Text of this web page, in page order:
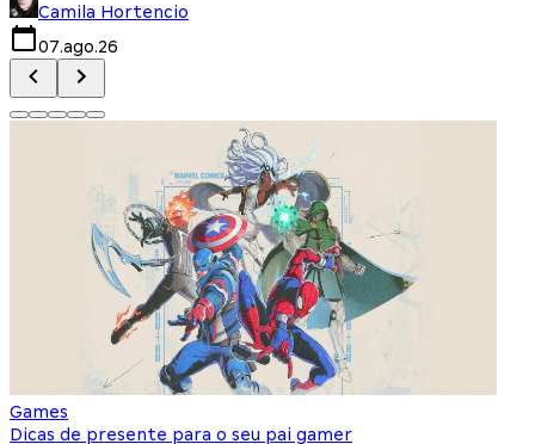
Camila Hortencio
07.ago.26
Games
Dicas de presente para o seu pai gamer